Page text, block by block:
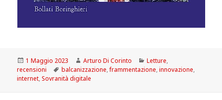
Scritto
il
1 Maggio 2023 Autore
Arturo Di Corinto Categorie
Letture,
recensioni
Tag
balcanizzazione,frammentazione,innovazione,
internet,Sovranità digitale